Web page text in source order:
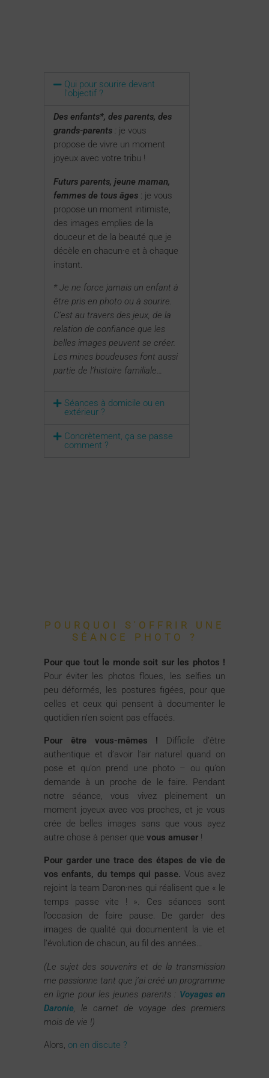
Qui pour sourire devant
l'objectif ?
Des enfants*, des parents, des
grands-parents:je vous
propose de vivre un moment
joyeux avec votre tribu !
Futurs parents, jeune maman,
femmes de tous âges: je vous
propose un moment intimiste,
des images emplies de la
douceur et de la beauté que je
décèle en chacun·e et à chaque
instant.
* Je ne force jamais un enfant à
être pris en photo ou à sourire.
C’est au travers des jeux, de la
relation de confiance que les
belles images peuvent se créer.
Les mines boudeuses font aussi
partie de l’histoire familiale…
Séances à domicile ou en
extérieur ?
Concrètement, ça se passe
comment ?
POURQUOI S'OFFRIR UNE
SÉANCE PHOTO ?
Pour que tout le monde soit sur les photos !
Pour éviter les photos floues, les selfies un
peu déformés, les postures figées, pour que
celles et ceux qui pensent à documenter le
quotidien n’en soient pas effacés.
Pour être vous-mêmes ! Difficile d’être
authentique et d’avoir l’air naturel quand on
pose et qu’on prend une photo – ou qu’on
demande à un proche de le faire. Pendant
notre séance, vous vivez pleinement un
moment joyeux avec vos proches, et je vous
crée de belles images sans que vous ayez
autre chose à penser que vous amuser!
Pour garder une trace des étapes de vie de
vos enfants, du temps qui passe. Vous avez
rejoint la team Daron·nes qui réalisent que « le
temps passe vite ! ». Ces séances sont
l’occasion de faire pause. De garder des
images de qualité qui documentent la vie et
l’évolution de chacun, au fil des années…
(Le sujet des souvenirs et de la transmission
me passionne tant que j’ai créé un programme
en ligne pour les jeunes parents : Voyages en
Daronie, le carnet de voyage des premiers
mois de vie !)
Alors, on en discute ?